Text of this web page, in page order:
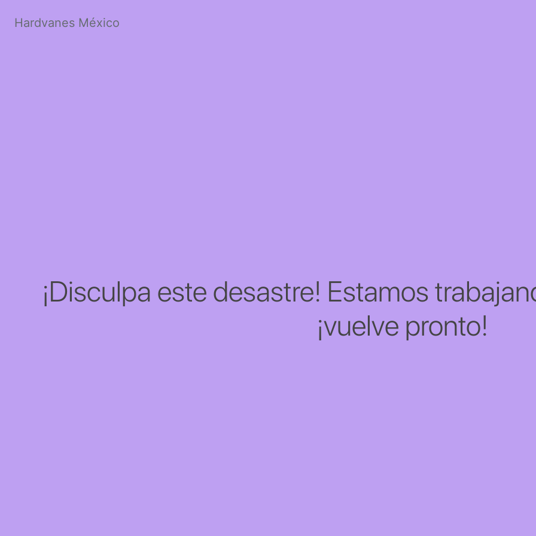
Hardvanes México
¡Disculpa este desastre! Estamos
¡vuelve pronto!